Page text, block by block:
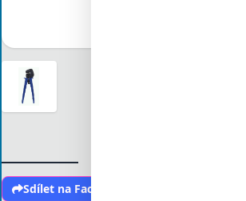
Sdílet na Facebooku